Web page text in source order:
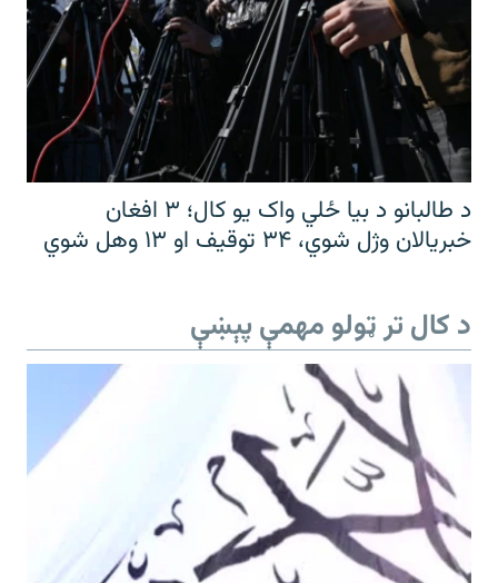
د طالبانو د بیا ځلي واک یو کال؛ ۳ افغان
خبریالان وژل شوي، ۳۴ توقیف او ۱۳ وهل شوي
د کال تر ټولو مهمې پېښې